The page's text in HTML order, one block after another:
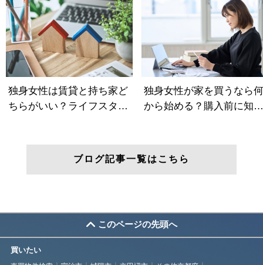
ブログ記事一覧はこちら
このページの先頭へ
買いたい